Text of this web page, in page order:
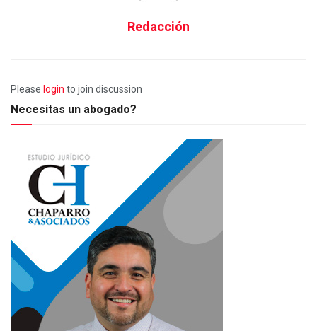
Redacción
Please login to join discussion
Necesitas un abogado?